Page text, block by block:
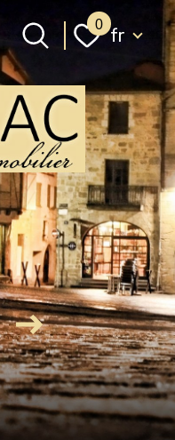
0 Langue
fr
Langue
fr